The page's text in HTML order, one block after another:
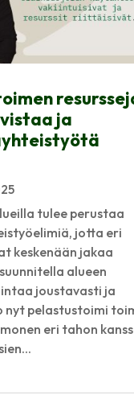
ja
tulee perustaa
jotta eri
keskenään jakaa
alueen
joustavasti ja
nyt pelastustoimi
eri tahon